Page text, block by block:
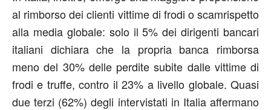
al rimborso dei clienti vittime di frodi oscamrispetto
alla media globale: solo il 5% dei dirigenti bancari
italiani dichiara che la propria banca rimborsa
meno del 30% delle perdite subite dalle vittime di
frodi e truffe, contro il 23% a livello globale. Quasi
due terzi (62%) degli intervistati in Italia affermano